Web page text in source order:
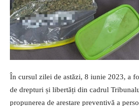
În cursul zilei de astăzi, 8 iunie 2023, a
de drepturi și libertăți din cadrul
propunerea de arestare preventivă a